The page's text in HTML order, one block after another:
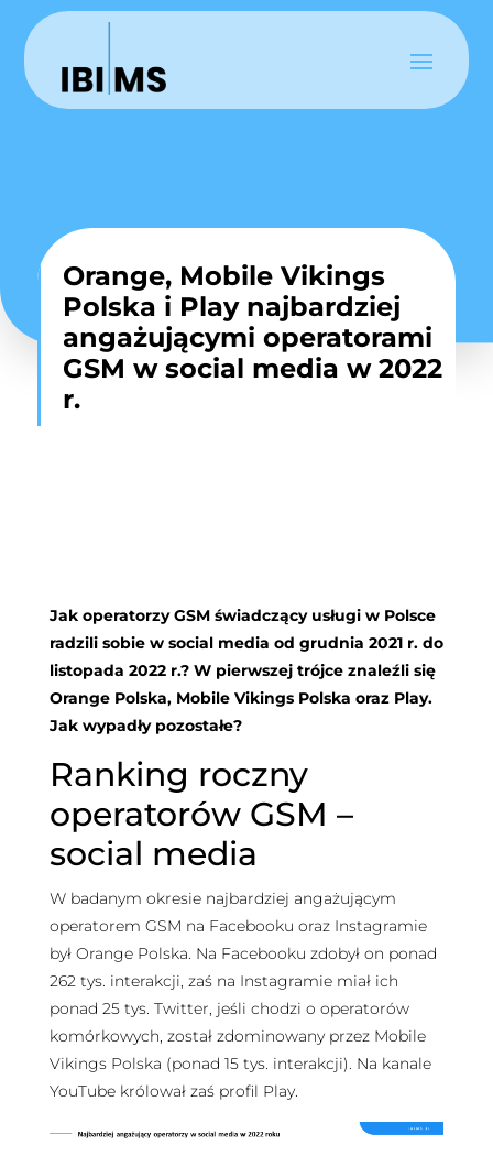
Orange, Mobile Vikings
Polska i Play najbardziej
angażującymi operatorami
GSM w social media w 2022
r.
Jak operatorzy GSM świadczący usługi w Polsce
radzili sobie w social media od grudnia 2021 r. do
listopada 2022 r.? W pierwszej trójce znaleźli się
Orange Polska, Mobile Vikings Polska oraz Play.
Jak wypadły pozostałe?
Ranking roczny
operatorów GSM –
social media
W badanym okresie najbardziej angażującym
operatorem GSM na Facebooku oraz Instagramie
był Orange Polska. Na Facebooku zdobył on ponad
262 tys. interakcji, zaś na Instagramie miał ich
ponad 25 tys. Twitter, jeśli chodzi o operatorów
komórkowych, został zdominowany przez Mobile
Vikings Polska (ponad 15 tys. interakcji). Na kanale
YouTube królował zaś profil Play.